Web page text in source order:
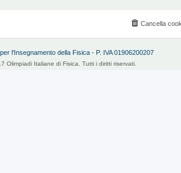
Cancella
l'Insegnamento della Fisica - P. IVA 01906200207
Olimpiadi Italiane di Fisica. Tutti i diritti riservati.